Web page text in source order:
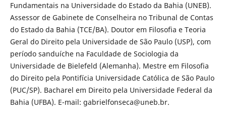
Fundamentais na Universidade do Estado da Bahia (UNEB).
Assessor de Gabinete de Conselheira no Tribunal de Contas
do Estado da Bahia (TCE/BA). Doutor em Filosofia e Teoria
Geral do Direito pela Universidade de São Paulo (USP), com
período sanduíche na Faculdade de Sociologia da
Universidade de Bielefeld (Alemanha). Mestre em Filosofia
do Direito pela Pontifícia Universidade Católica de São Paulo
(PUC/SP). Bacharel em Direito pela Universidade Federal da
Bahia (UFBA). E-mail: gabrielfonseca@uneb.br.